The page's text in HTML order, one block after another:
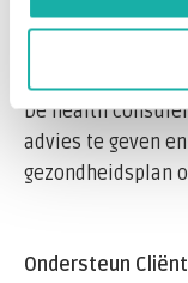
beschikbaar
wordt contact
Bloedwaardentest.
De health
advies te geven
gezondheidsplan
Ondersteun